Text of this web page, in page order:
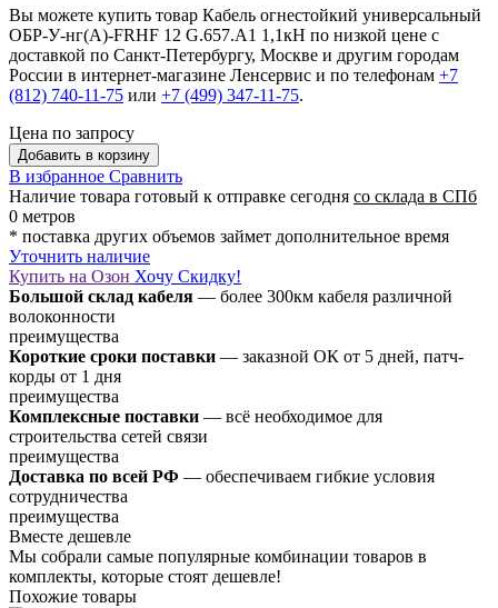
Вы можете купить товар Кабель огнестойкий универсальный
ОБР-У-нг(A)-FRHF 12 G.657.А1 1,1кН по низкой цене с
доставкой по Санкт-Петербургу, Москве и другим городам
России в интернет-магазине Ленсервис и по телефонам +7
(812) 740-11-75 или +7 (499) 347-11-75.
Цена по запросу
Добавить в корзину
В избранное Сравнить
Наличие товара готовый к отправке сегодня со склада в СПб
0 метров
* поставка других объемов займет дополнительное время
Уточнить наличие
Купить на Озон Хочу Скидку!
Большой склад кабеля — более 300км кабеля различной
волоконности
преимущества
Короткие сроки поставки — заказной ОК от 5 дней, патч-
корды от 1 дня
преимущества
Комплексные поставки — всё необходимое для
строительства сетей связи
преимущества
Доставка по всей РФ — обеспечиваем гибкие условия
сотрудничества
преимущества
Вместе дешевле
Мы собрали самые популярные комбинации товаров в
комплекты, которые стоят дешевле!
Похожие товары